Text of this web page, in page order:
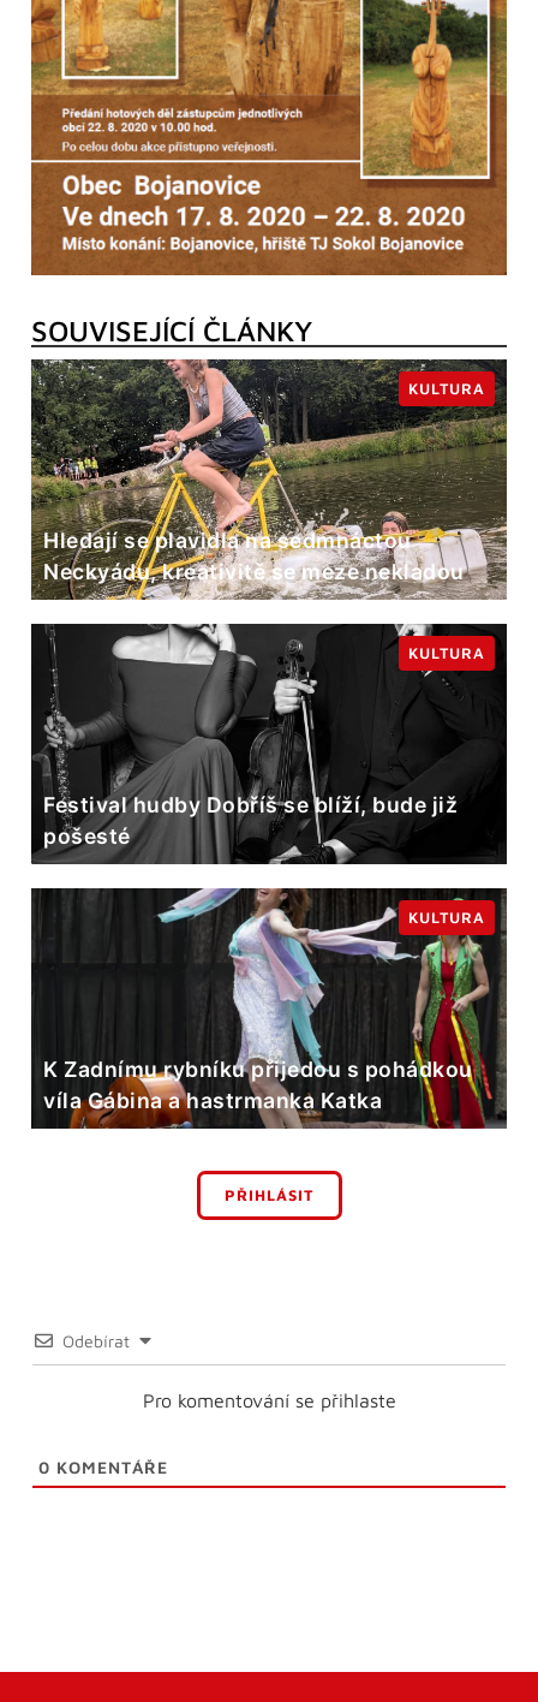
SOUVISEJÍCÍ ČLÁNKY
Hledají se plavidla na sedmnáctou
Neckyádu, kreativitě se meze nekladou
KULTURA
Festival hudby Dobříš se blíží, bude již
pošesté
KULTURA
K Zadnímu rybníku přijedou s pohádkou
víla Gábina a hastrmanka Katka
KULTURA
PŘIHLÁSIT
Odebírat
Pro komentování se přihlaste
0 KOMENTÁŘE